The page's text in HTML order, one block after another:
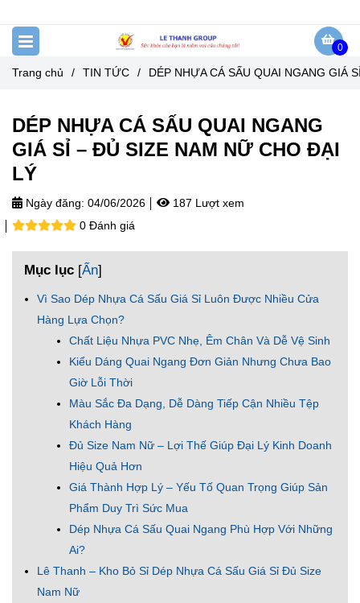
0
Trang chủ / TIN TỨC / DÉP NHỰA CÁ SẤU QUAI NGANG GIÁ
DÉP NHỰA CÁ SẤU QUAI NGANG
GIÁ SỈ – ĐỦ SIZE NAM NỮ CHO ĐẠI
LÝ
Ngày đăng: 04/06/2026
187 Lượt xem
0 Đánh giá
Mục lục [Ẩn]
Vì Sao Dép Nhựa Cá Sấu Giá Sỉ Luôn Được Nhiều Cửa
Hàng Lựa Chọn?
Chất Liệu Nhựa PVC Nhẹ, Êm Chân Và Dễ Vệ Sinh
Kiểu Dáng Quai Ngang Đơn Giản Nhưng Chưa Bao
Giờ Lỗi Thời
Màu Sắc Đa Dạng, Dễ Dàng Tiếp Cận Nhiều Tệp
Khách Hàng
Đủ Size Nam Nữ – Lợi Thế Giúp Đại Lý Kinh Doanh
Hiệu Quả Hơn
Giá Thành Hợp Lý – Yếu Tố Quan Trọng Giúp Sản
Phẩm Duy Trì Sức Mua
Dép Nhựa Cá Sấu Quai Ngang Phù Hợp Với Những
Ai?
Lê Thanh – Kho Bỏ Sỉ Dép Nhựa Cá Sấu Giá Sỉ Đủ Size
Nam Nữ